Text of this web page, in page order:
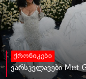
ქრონიკები
ვარსკვლავები Met